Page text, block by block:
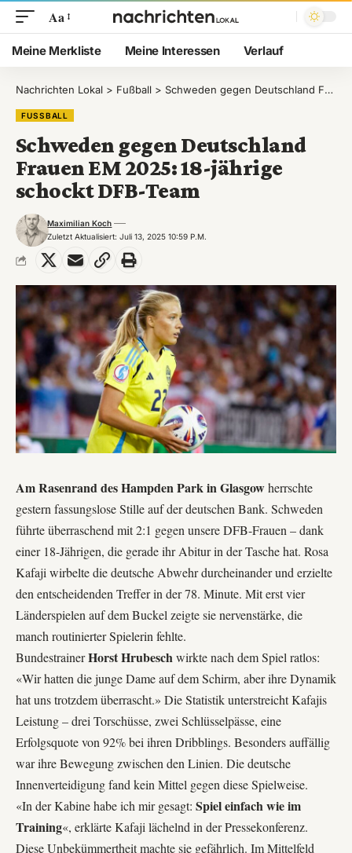
Aa
Meine Merkliste Meine Interessen Verlauf
Nachrichten Lokal > Fußball > Schweden gegen Deutschland Frauen EM 2025: 18-jährige schockt DFB-Team
FUSSBALL
Schweden gegen Deutschland
Frauen EM 2025: 18-jährige
schockt DFB-Team
Zuletzt Aktualisiert: Juli 13, 2025 10:59 P.m.
Maximilian Koch
Am Rasenrand des Hampden Park in Glasgowherrschte
gestern fassungslose Stille auf der deutschen Bank. Schweden
führte überraschend mit 2:1 gegen unsere DFB-Frauen – dank
einer 18-Jährigen, die gerade ihr Abitur in der Tasche hat. Rosa
Kafajiwirbelte die deutsche Abwehr durcheinander und erzielte
den entscheidenden Treffer in der 78. Minute. Mit erst vier
Länderspielen auf dem Buckel zeigte sie nervenstärke, die
manch routinierter Spielerin fehlte.
BundestrainerHorst Hrubeschwirkte nach dem Spiel ratlos:
«Wir hatten die junge Dame auf dem Schirm, aber ihre Dynamik
hat uns trotzdem überrascht.» Die Statistik unterstreicht Kafajis
Leistung – drei Torschüsse, zwei Schlüsselpässe, eine
Erfolgsquote von 92% bei ihren Dribblings. Besonders auffällig
war ihre Bewegung zwischen den Linien. Die deutsche
Innenverteidigung fand kein Mittel gegen diese Spielweise.
«In der Kabine habe ich mir gesagt: Spiel einfach wie im
Training«, erklärte Kafaji lächelnd in der Pressekonferenz.
Diese Unbekümmertheit machte sie gefährlich. Im Mittelfeld